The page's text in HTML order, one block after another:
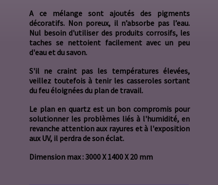
A ce mélange sont ajoutés des pigments
décoratifs. Non poreux, il n’absorbe pas l’eau.
Nul besoin d'utiliser des produits corrosifs, les
taches se nettoient facilement avec un peu
d'eau et du savon.
S'il ne craint pas les températures élevées,
veillez toutefois à tenir les casseroles sortant
du feu éloignées du plan de travail.
Le plan en quartz est un bon compromis pour
solutionner les problèmes liés à l'humidité, en
revanche attention aux rayures et à l'exposition
aux UV, il perdra de son éclat.
Dimension max : 3000 X 1400 X 20 mm